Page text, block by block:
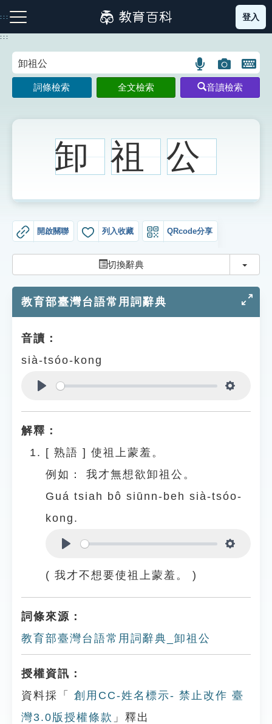
到
主
:::
注音索引圖示 筆畫索引圖示 部首索引表圖示
生字詞彙表
知識索引
遊戲專區
貓頭鷹博士
登入
:::
語
言
搜
示
圖
片
搜
開
鍵
圖
詞條檢索 全文檢索 音讀檢索
卸 祖 公
開啟關聯 列入收藏 QRcode分享
切換辭典 切換
教育部臺灣台語常用詞辭典
音讀：
sià-tsóo-kong
解釋：
[ 熟語 ] 使祖上蒙羞。
例如：
我才無想欲卸祖公。
Guá tsiah bô siūnn-beh sià-tsóo-
kong.
( 我才不想要使祖上蒙羞。 )
詞條來源：
教育部臺灣台語常用詞辭典_卸祖公
授權資訊：
資料採「
創用CC-姓名標示- 禁止改作 臺
灣3.0版授權條款 」釋出